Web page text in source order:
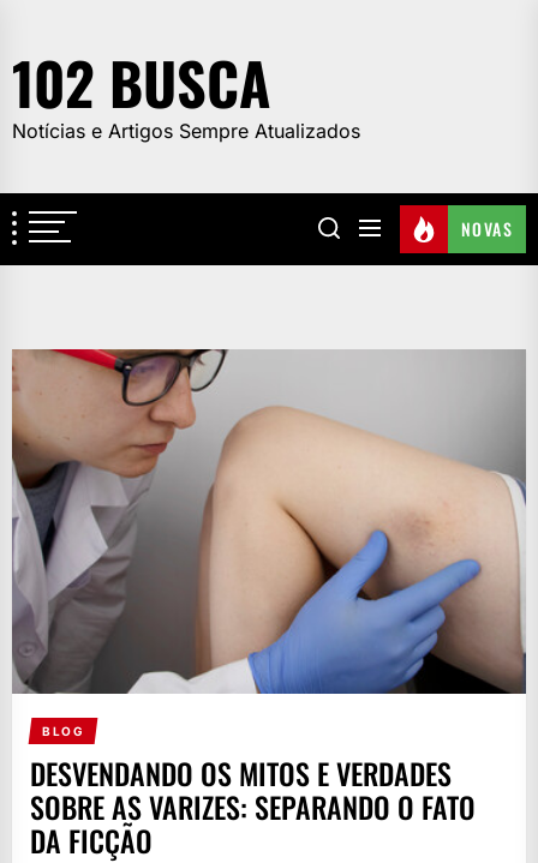
the
content
102 BUSCA
Notícias e Artigos Sempre Atualizados
NOVAS
BLOG
DESVENDANDO OS MITOS E VERDADES
SOBRE AS VARIZES: SEPARANDO O FATO
DA FICÇÃO